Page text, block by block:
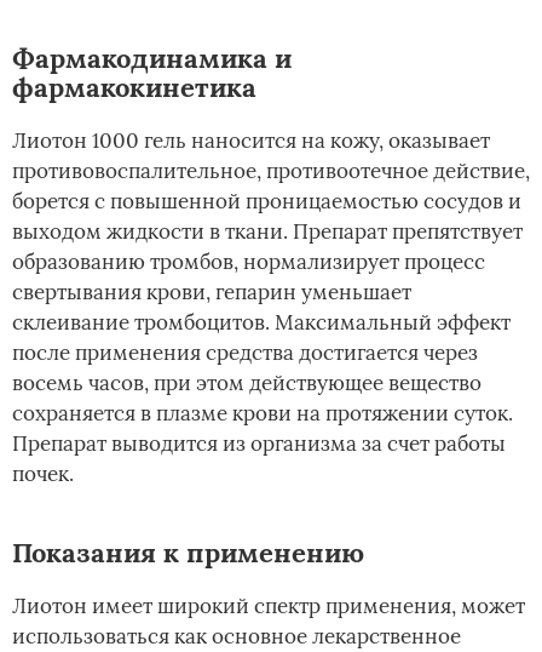
Фармакодинамика и
фармакокинетика
Лиотон 1000 гель наносится на кожу, оказывает
противовоспалительное, противоотечное действие,
борется с повышенной проницаемостью сосудов и
выходом жидкости в ткани. Препарат препятствует
образованию тромбов, нормализирует процесс
свертывания крови, гепарин уменьшает
склеивание тромбоцитов. Максимальный эффект
после применения средства достигается через
восемь часов, при этом действующее вещество
сохраняется в плазме крови на протяжении суток.
Препарат выводится из организма за счет работы
почек.
Показания к применению
Лиотон имеет широкий спектр применения, может
использоваться как основное лекарственное